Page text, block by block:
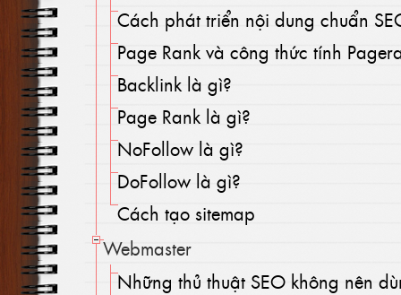
Cách phát triển nội dung chuẩn
Page Rank và công thức tính
Backlink là gì?
Page Rank là gì?
NoFollow là gì?
DoFollow là gì?
Cách tạo sitemap
Webmaster
Những thủ thuật SEO không nên